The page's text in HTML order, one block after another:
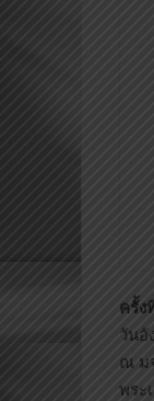
ครั้ง
วัน
ณ ม
พระ